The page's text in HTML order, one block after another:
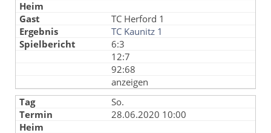
TC Herford 1
TC Kaunitz 1
6:3
12:7
92:68
anzeigen
So.
28.06.2020 10:00